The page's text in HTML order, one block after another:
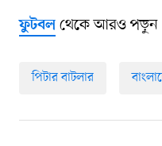
ফুটবলথেকে আরও পড়ুন
পিটার বাটলার